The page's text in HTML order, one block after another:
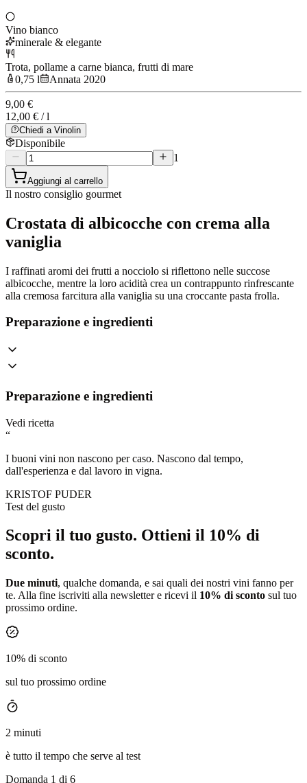
Vino bianco
minerale & elegante
Trota, pollame a carne bianca, frutti di mare
0,75 l
Annata 2020
9,00 €
12,00 € / l
Chiedi a Vinolin
Disponibile
1
Aggiungi al carrello
Il nostro consiglio gourmet
Crostata di albicocche con crema alla
vaniglia
I raffinati aromi dei frutti a nocciolo si riflettono nelle succose
albicocche, mentre la loro acidità crea un contrappunto rinfrescante
alla cremosa farcitura alla vaniglia su una croccante pasta frolla.
Preparazione e ingredienti
Preparazione e ingredienti
Vedi ricetta
“
I buoni vini non nascono per caso. Nascono dal tempo,
dall'esperienza e dal lavoro in vigna.
KRISTOF PUDER
Test del gusto
Scopri il tuo gusto. Ottieni il 10% di
sconto.
Due minuti, qualche domanda, e sai quali dei nostri vini fanno per
te. Alla fine iscriviti alla newsletter e ricevi il 10% di sconto sul tuo
prossimo ordine.
10% di sconto
sul tuo prossimo ordine
2 minuti
è tutto il tempo che serve al test
Domanda 1 di 6